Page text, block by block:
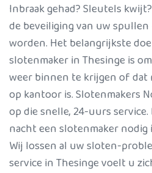
Inbraak gehad? Sleutels
de beveiliging van uw
worden. Het belangrijkste
slotenmaker in Thesinge is
weer binnen te krijgen of
op kantoor is. Slotenmakers
op die snelle, 24-uurs
nacht een slotenmaker nodig
Wij lossen al uw sloten-
service in Thesinge voelt u